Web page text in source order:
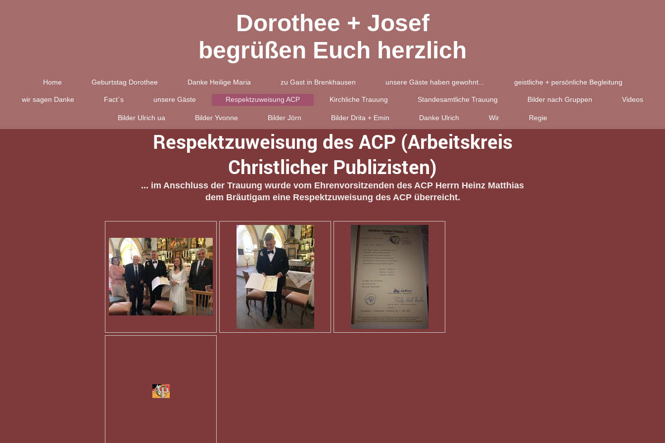
Dorothee + Josef
begrüßen Euch herzlich
Home Geburtstag Dorothee Danke Heilige Maria zu Gast in Brenkhausen unsere Gäste haben gewohnt... geistliche + persönliche Begleitung
wir sagen Danke Fact`s unsere Gäste Respektzuweisung ACP Kirchliche Trauung Standesamtliche Trauung Bilder nach Gruppen Videos
Bilder Ulrich ua Bilder Yvonne Bilder Jörn Bilder Drita + Emin Danke Ulrich Wir Regie
Respektzuweisung des ACP (Arbeitskreis
Christlicher Publizisten)
... im Anschluss der Trauung wurde vom Ehrenvorsitzenden des ACP Herrn Heinz Matthias
dem Bräutigam eine Respektzuweisung des ACP überreicht.